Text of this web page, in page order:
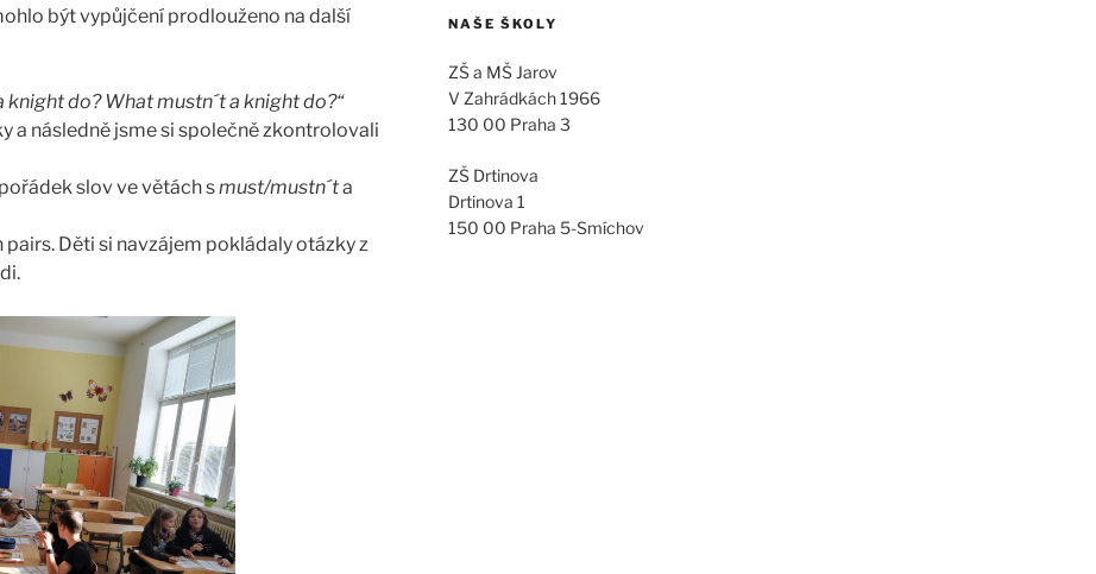
být vypůjčení prodlouženo na další
knight do? What mustn´t a knight do?“
a následně jsme si společně zkontrolovali
slov ve větách smust/mustn´ta
pairs. Děti si navzájem pokládaly otázky z
NAŠE ŠKOLY
ZŠ a MŠ Jarov
V Zahrádkách 1966
130 00 Praha 3
ZŠ Drtinova
Drtinova 1
150 00 Praha 5-Smíchov